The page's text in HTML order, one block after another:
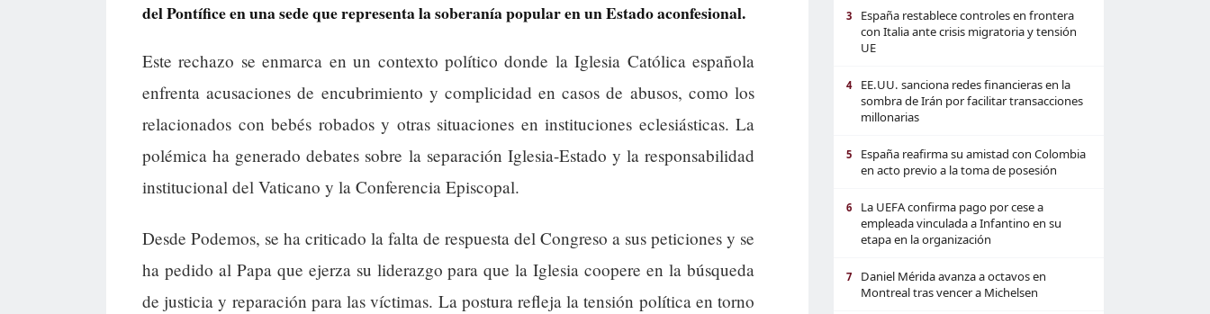
del Pontífice en una sede que representa la soberanía popular en un Estado aconfesional.
Este rechazo se enmarca en un contexto político donde la Iglesia Católica española
enfrenta acusaciones de encubrimiento y complicidad en casos de abusos, como los
relacionados con bebés robados y otras situaciones en instituciones eclesiásticas. La
polémica ha generado debates sobre la separación Iglesia-Estado y la responsabilidad
institucional del Vaticano y la Conferencia Episcopal.
Desde Podemos, se ha criticado la falta de respuesta del Congreso a sus peticiones y se
ha pedido al Papa que ejerza su liderazgo para que la Iglesia coopere en la búsqueda
de justicia y reparación para las víctimas. La postura refleja la tensión política en torno
3
España restablece controles en frontera
con Italia ante crisis migratoria y tensión
UE
4
EE.UU. sanciona redes financieras en la
sombra de Irán por facilitar transacciones
millonarias
5
España reafirma su amistad con Colombia
en acto previo a la toma de posesión
6
La UEFA confirma pago por cese a
empleada vinculada a Infantino en su
etapa en la organización
7
Daniel Mérida avanza a octavos en
Montreal tras vencer a Michelsen